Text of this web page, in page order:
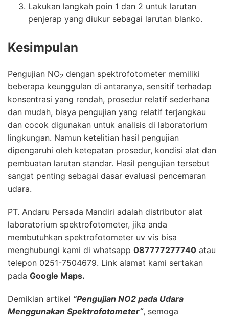
Lakukan langkah poin 1 dan 2 untuk larutan
penjerap yang diukur sebagai larutan blanko.
Kesimpulan
Pengujian NO2 dengan spektrofotometer memiliki
beberapa keunggulan di antaranya, sensitif terhadap
konsentrasi yang rendah, prosedur relatif sederhana
dan mudah, biaya pengujian yang relatif terjangkau
dan cocok digunakan untuk analisis di laboratorium
lingkungan. Namun ketelitian hasil pengujian
dipengaruhi oleh ketepatan prosedur, kondisi alat dan
pembuatan larutan standar. Hasil pengujian tersebut
sangat penting sebagai dasar evaluasi pencemaran
udara.
PT. Andaru Persada Mandiri adalah distributor alat
laboratorium spektrofotometer, jika anda
membutuhkan spektrofotometer uv vis bisa
menghubungi kami di whatsapp 087777277740 atau
telepon 0251-7504679. Link alamat kami sertakan
pada Google Maps.
Demikian artikel “Pengujian NO2 pada Udara
Menggunakan Spektrofotometer“, semoga